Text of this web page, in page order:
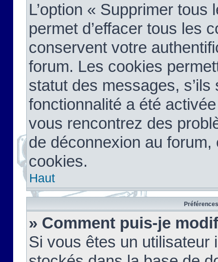
L’option « Supprimer
permet d’effacer tous les
conservent votre
forum. Les cookies
statut des messages,
fonctionnalité a été
vous rencontrez des
de déconnexion au
cookies.
Haut
» Comment puis-je
Si vous êtes un